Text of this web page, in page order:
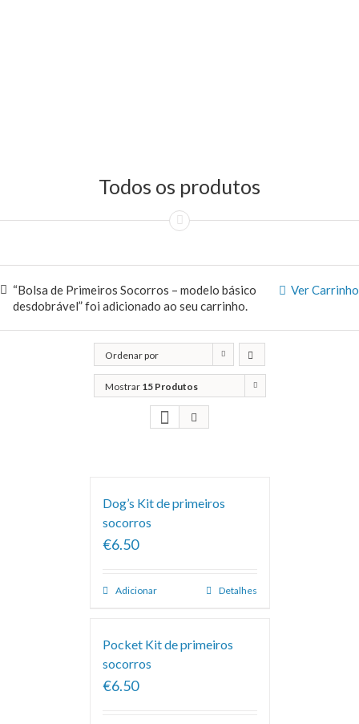
Todos os produtos
Ver Carrinho
“Bolsa de Primeiros Socorros – modelo básico
desdobrável” foi adicionado ao seu carrinho.
Ordenar por
Classificação
Mostrar 15 Produtos
Dog’s Kit de primeiros
socorros
€6.50
Adicionar Detalhes
Pocket Kit de primeiros
socorros
€6.50